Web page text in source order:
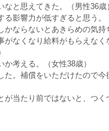
と思えてきた。（男性36歳
影響力が低すぎると思う。
ならないとあきらめの気持
がなくなり給料がもらえな
考える。（女性38歳）
た。補償をいただけたので
当たり前ではないと、つく